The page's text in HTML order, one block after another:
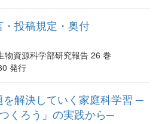
投稿規定・奥付
物資源科学部研究報告 26 巻
発行
解決していく家庭科学習 ─
くろう」の実践から─